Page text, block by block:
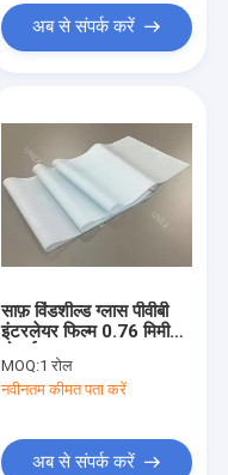
अब से संपर्क करें
साफ़ विंडशील्ड ग्लास पीवीबी
इंटरलेयर फिल्म 0.76 मिमी
MOQ:1 रोल
नवीनतम कीमत पता करें
अब से संपर्क करें